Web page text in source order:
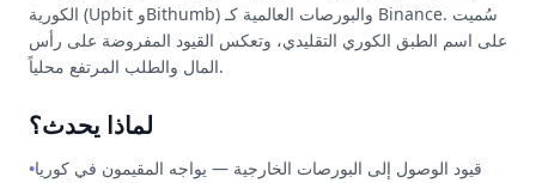
الكورية (Upbit وBithumb) والبورصات العالمية كـ Binance. سُميت
على اسم الطبق الكوري التقليدي، وتعكس القيود المفروضة على رأس
المال والطلب المرتفع محلياً.
لماذا يحدث؟
•قيود الوصول إلى البورصات الخارجية — يواجه المقيمون في كوريا